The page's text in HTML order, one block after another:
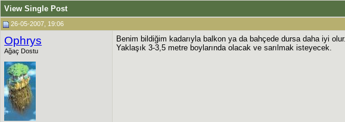
View Single Post
26-05-2007, 19:06
Ophrys
Ağaç Dostu
Benim bildiğim kadarıyla balkon ya da bahçede dursa daha iyi olur.
Yaklaşık 3-3,5 metre boylarında olacak ve sarılmak isteyecek.